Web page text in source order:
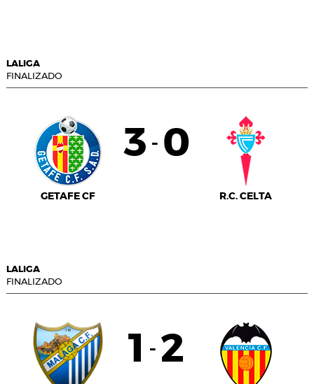
LALIGA
FINALIZADO
GETAFE CF
3 - 0
R.C. CELTA
LALIGA
FINALIZADO
1 - 2